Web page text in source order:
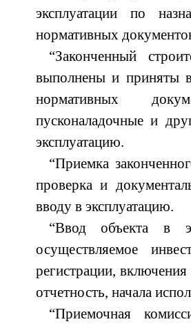
эксплуатации по
нормативных
“Законченный
выполнены и приняты
нормативных
пусконаладочные и
эксплуатацию.
“Приемка
проверка и
вводу в эксплуатацию.
“Ввод объекта в
осуществляемое
регистрации,
отчетность, начала
“Приемочная